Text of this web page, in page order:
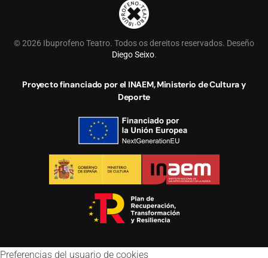
©2026 Ibuprofeno Teatro. Todos os dereitos reservados. Deseño
Diego Seixo.
Proyecto financiado por el INAEM, Ministerio de Cultura y
Deporte
Preferencias del usuario de cookies